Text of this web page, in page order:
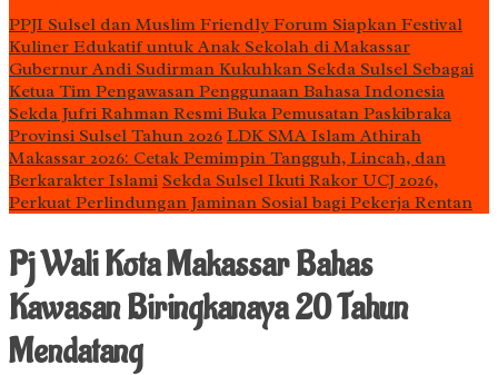
PPJI Sulsel dan Muslim Friendly Forum Siapkan Festival
Kuliner Edukatif untuk Anak Sekolah di Makassar
Gubernur Andi Sudirman Kukuhkan Sekda Sulsel Sebagai
Ketua Tim Pengawasan Penggunaan Bahasa Indonesia
Sekda Jufri Rahman Resmi Buka Pemusatan Paskibraka
Provinsi Sulsel Tahun 2026 LDK SMA Islam Athirah
Makassar 2026: Cetak Pemimpin Tangguh, Lincah, dan
Berkarakter Islami Sekda Sulsel Ikuti Rakor UCJ 2026,
Perkuat Perlindungan Jaminan Sosial bagi Pekerja Rentan
Pj Wali Kota Makassar Bahas
Kawasan Biringkanaya 20 Tahun
Mendatang